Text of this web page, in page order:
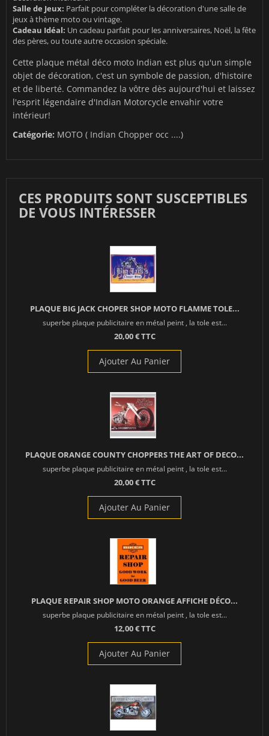
Salle de Jeux: Parfait pour compléter la décoration d'une salle de
jeux à thème moto ou vintage.
Cadeau Idéal: Un cadeau parfait pour les anniversaires, Noël, la fête
des pères, ou toute autre occasion spéciale.
Cette plaque métal déco moto Indian est plus qu'un simple
objet de décoration, c'est un symbole de passion, d'histoire
et de liberté. Commandez la vôtre dès aujourd'hui et laissez
l'esprit légendaire d'Indian Motorcycle envahir votre
intérieur!
Catégorie: MOTO ( Indian Chopper occ ....)
CES PRODUITS SONT SUSCEPTIBLES
DE VOUS INTÉRESSER
PLAQUE BIG JACK CHOPER SHOP MOTO FLAMME TOLE...
superbe plaque publicitaire en métal peint , la tole est...
20,00 € TTC
Ajouter Au Panier
PLAQUE ORANGE COUNTY CHOPPERS THE ART OF DECO...
superbe plaque publicitaire en métal peint , la tole est...
20,00 € TTC
Ajouter Au Panier
PLAQUE REPAIR SHOP MOTO ORANGE AFFICHE DÉCO...
superbe plaque publicitaire en métal peint , la tole est...
12,00 € TTC
Ajouter Au Panier